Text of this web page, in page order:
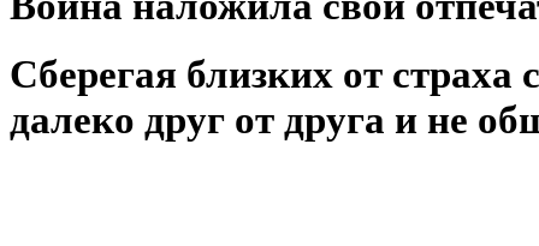
Сберегая близких от
далеко друг от друга и не